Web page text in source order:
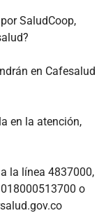
SaludCoop,
en Cafesalud
en la atención,
la línea 4837000,
o